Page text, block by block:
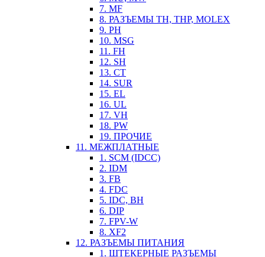
7. MF
8. РАЗЪЕМЫ TH, THP, MOLEX
9. PH
10. MSG
11. FH
12. SH
13. CT
14. SUR
15. EL
16. UL
17. VH
18. PW
19. ПРОЧИЕ
11. МЕЖПЛАТНЫЕ
1. SCM (IDCC)
2. IDM
3. FB
4. FDC
5. IDC, BH
6. DIP
7. FPV-W
8. XF2
12. РАЗЪЕМЫ ПИТАНИЯ
1. ШТЕКЕРНЫЕ РАЗЪЕМЫ